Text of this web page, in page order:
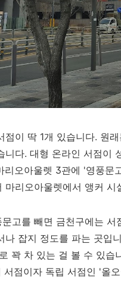
점이 딱 1개 있습니다. 원
니다. 대형 온라인 서점이
리오아울렛 3관에 '영풍문
마리오아울렛에서 앵커 시
고를 빼면 금천구에는
나 잡지 정도를 파는 곳입
꽉 차 있는 걸 볼 수 있
서점이자 독립 서점인 '올